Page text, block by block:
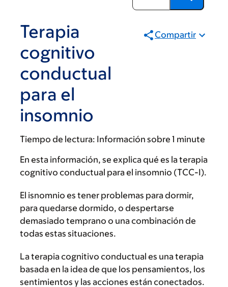
Terapia
cognitivo
conductual
para el
insomnio
Compartir
Tiempo de lectura: Información sobre 1 minute
En esta información, se explica qué es la terapia
cognitivo conductual para el insomnio (TCC-I).
El isnomnio es tener problemas para dormir,
para quedarse dormido, o despertarse
demasiado temprano o una combinación de
todas estas situaciones.
La terapia cognitivo conductual es una terapia
basada en la idea de que los pensamientos, los
sentimientos y las acciones están conectados.